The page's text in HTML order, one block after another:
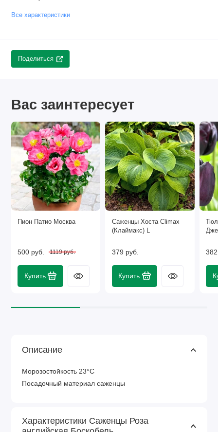
Все характеристики
Поделиться
Вас заинтересует
Пион Патио Москва
500 руб. 1119 руб.
Купить
Саженцы Хоста Climax
(Клаймакс) L
379 руб.
Купить
Описание
Морозостойкость 23°C
Посадочный материал саженцы
Характеристики Саженцы Роза